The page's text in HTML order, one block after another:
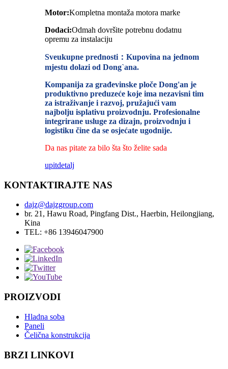
Motor:Kompletna montaža motora marke
Dodaci:Odmah dovršite potrebnu dodatnu
opremu za instalaciju
Sveukupne prednosti：Kupovina na jednom
mjestu dolazi od Dong`ana.
Kompanija za građevinske ploče Dong'an je
produktivno preduzeće koje ima nezavisni tim
za istraživanje i razvoj, pružajući vam
najbolju isplativu proizvodnju. Profesionalne
integrirane usluge za dizajn, proizvodnju i
logistiku čine da se osjećate ugodnije.
Da nas pitate za bilo šta što želite sada
upitdetalj
KONTAKTIRAJTE NAS
dajz@dajzgroup.com
br. 21, Hawu Road, Pingfang Dist., Haerbin, Heilongjiang,
Kina
TEL: +86 13946047900
PROIZVODI
Hladna soba
Paneli
Čelična konstrukcija
BRZI LINKOVI